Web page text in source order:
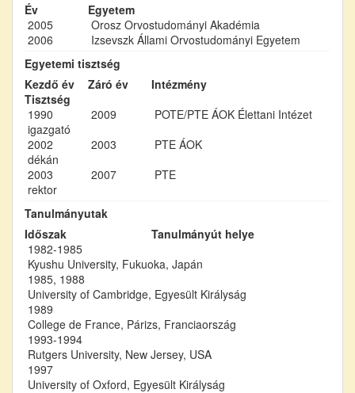
Év
Egyetem
2005
Orosz Orvostudományi Akadémia
2006
Izsevszk Állami Orvostudományi Egyetem
Egyetemi tisztség
Kezdő év
Záró év
Intézmény
Tisztség
1990
2009
POTE/PTE ÁOK Élettani Intézet
igazgató
2002
2003
PTE ÁOK
dékán
2003
2007
PTE
rektor
Tanulmányutak
Időszak
Tanulmányút helye
1982-1985
Kyushu University, Fukuoka, Japán
1985, 1988
University of Cambridge, Egyesült Királyság
1989
College de France, Párizs, Franciaország
1993-1994
Rutgers University, New Jersey, USA
1997
University of Oxford, Egyesült Királyság